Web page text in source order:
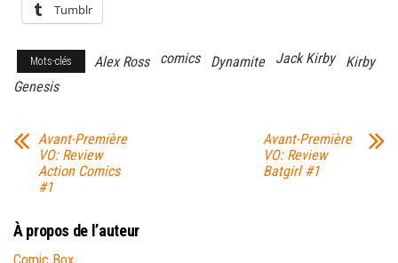
Tumblr
Mots-clés Alex Ross comics Dynamite Jack Kirby
Kirby
Genesis
Avant-Première
VO: Review
Action Comics
#1
Avant-Première
VO: Review
Batgirl #1
À propos de l’auteur
Comic Box